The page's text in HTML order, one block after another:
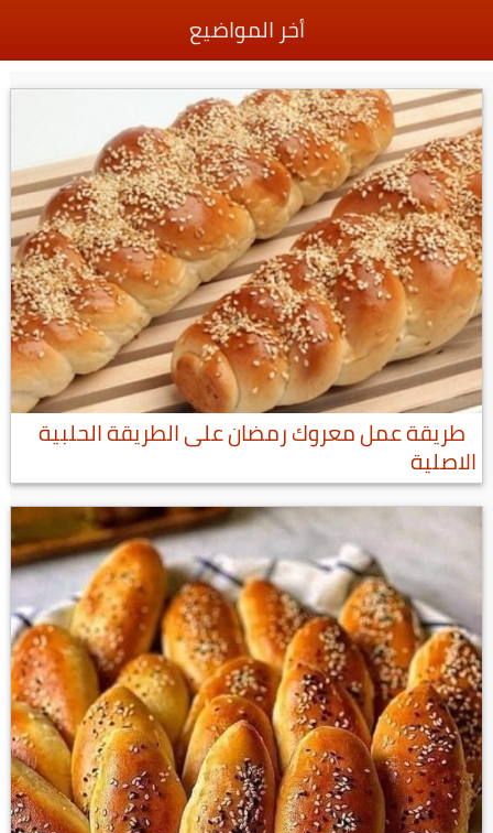
أخر المواضيع
طريقة عمل معروك رمضان على الطريقة الحلبية
الاصلية